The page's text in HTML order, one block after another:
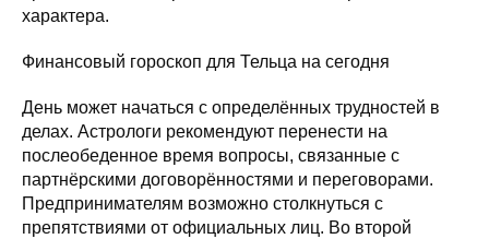
характера.
Финансовый гороскоп для Тельца на сегодня
День может начаться с определённых трудностей в
делах. Астрологи рекомендуют перенести на
послеобеденное время вопросы, связанные с
партнёрскими договорённостями и переговорами.
Предпринимателям возможно столкнуться с
препятствиями от официальных лиц. Во второй